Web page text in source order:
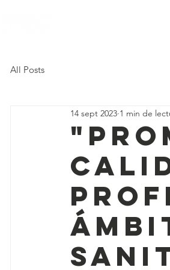
All Posts
14 sept 2023 1 min de